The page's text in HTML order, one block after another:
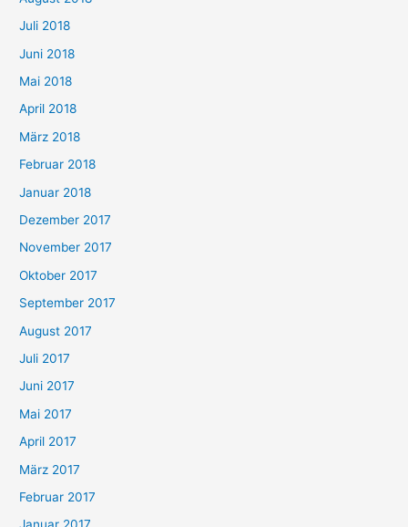
Juli 2018
Juni 2018
Mai 2018
April 2018
März 2018
Februar 2018
Januar 2018
Dezember 2017
November 2017
Oktober 2017
September 2017
August 2017
Juli 2017
Juni 2017
Mai 2017
April 2017
März 2017
Februar 2017